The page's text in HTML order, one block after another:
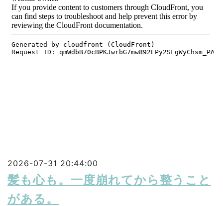
2026-07-31 20:44:00
髪も心も。一度崩れてから整うこと
がある。